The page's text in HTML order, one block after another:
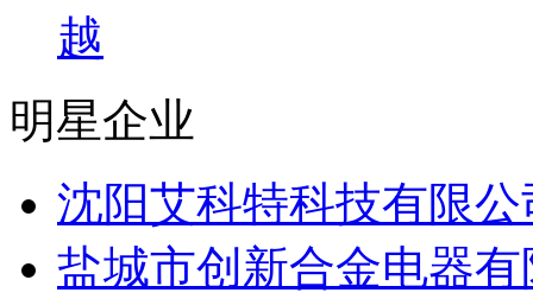
越
明星企业
沈阳艾科特科技有限公
盐城市创新合金电器